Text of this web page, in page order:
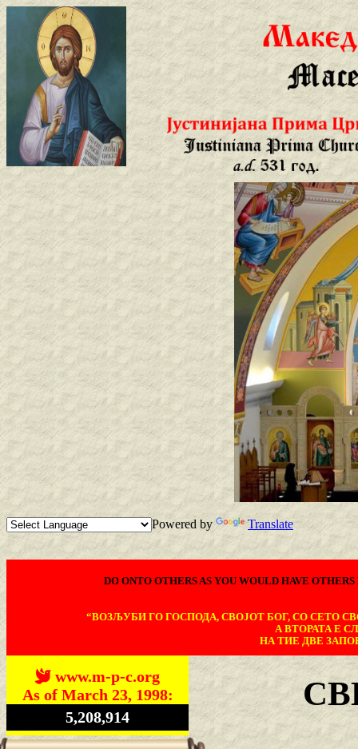
Powered by Translate
DO ONTO OTHERS AS YOU WOULD HAVE
“ВОЗЉУБИ ГО ГОСПОДА, СВОЈОТ БОГ, СО СЕТО
А ВТОРАТА Е
НА ТИЕ ДВЕ
www.m-p-c.org
As of March 23, 1998:
5,208,914